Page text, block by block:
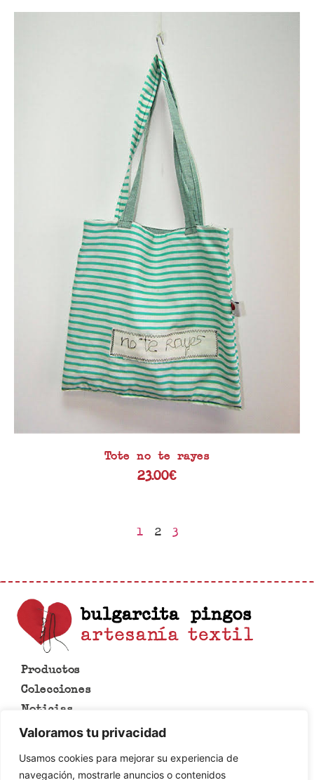
Valoramos tu privacidad
Usamos cookies para mejorar su experiencia de
navegación, mostrarle anuncios o contenidos
Tote no te rayes
23.00€
1 2 3
Productos
Colecciones
Noticias
Lo que se hace en esta casa
Aviso legal